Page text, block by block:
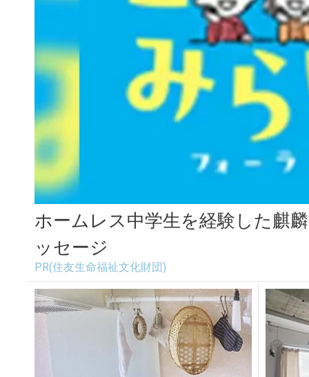
ホームレス中学生を経験した麒
ッセージ
PR(住友生命福祉文化財団)